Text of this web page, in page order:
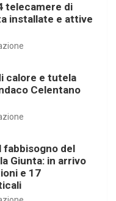
telecamere di
installate e attive
calore e tutela
Celentano
fabbisogno del
Giunta: in arrivo
e 17